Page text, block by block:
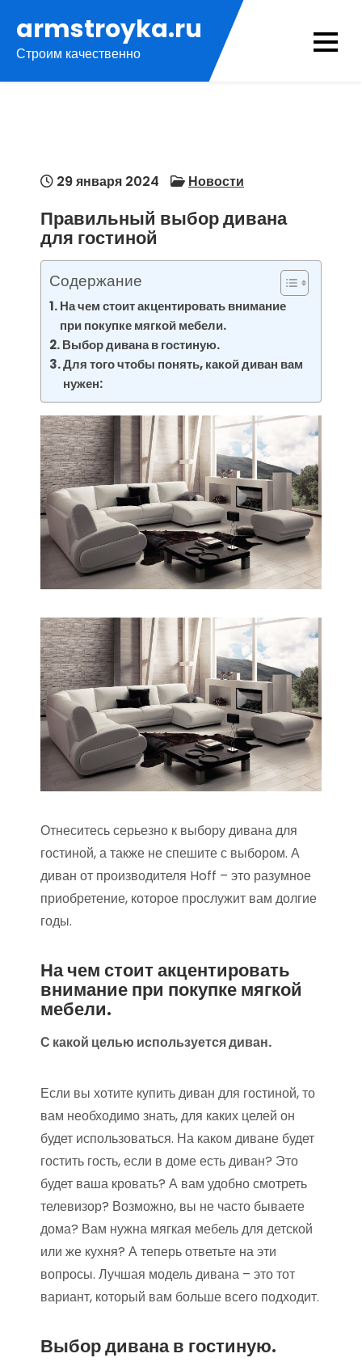
содержимому
armstroyka.ru
Строим качественно
29 января 2024 Новости
Правильный выбор дивана
для гостиной
Содержание
На чем стоит акцентировать внимание
при покупке мягкой мебели.
Выбор дивана в гостиную.
Для того чтобы понять, какой диван вам
нужен:
Отнеситесь серьезно к выбору дивана для
гостиной, а также не спешите с выбором. А
диван от производителя Hoff – это разумное
приобретение, которое прослужит вам долгие
годы.
На чем стоит акцентировать
внимание при покупке мягкой
мебели.
С какой целью используется диван.
Если вы хотите купить диван для гостиной, то
вам необходимо знать, для каких целей он
будет использоваться. На каком диване будет
гостить гость, если в доме есть диван? Это
будет ваша кровать? А вам удобно смотреть
телевизор? Возможно, вы не часто бываете
дома? Вам нужна мягкая мебель для детской
или же кухня? А теперь ответьте на эти
вопросы. Лучшая модель дивана – это тот
вариант, который вам больше всего подходит.
Выбор дивана в гостиную.